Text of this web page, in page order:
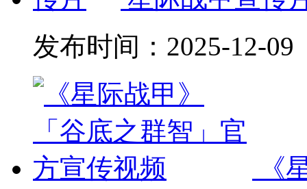
发布时间： 2025-12-09
《